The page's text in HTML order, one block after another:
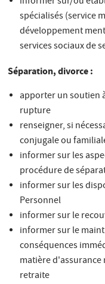
spécialisés (service
développement
services sociaux de
Séparation, divorce :
apporter un soutien
rupture
renseigner, si
conjugale ou
informer sur les
procédure de
informer sur les
Personnel
informer sur le
informer sur le
conséquences
matière d'assurance
retraite